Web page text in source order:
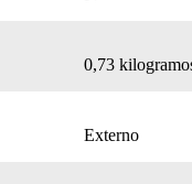
0,73
Externo